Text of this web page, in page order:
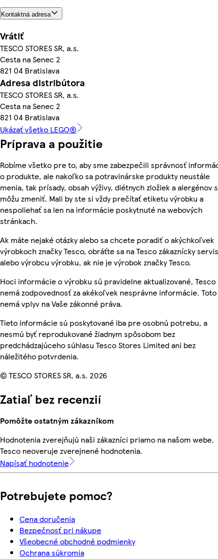
Kontaktná adresa
Vrátiť
TESCO STORES SR, a.s.
Cesta na Senec 2
821 04 Bratislava
Adresa distribútora
TESCO STORES SR, a.s.
Cesta na Senec 2
821 04 Bratislava
Ukázať všetko LEGO®
Príprava a použitie
Robíme všetko pre to, aby sme zabezpečili správnosť
o produkte, ale nakoľko sa potravinárske produkty neustále
menia, tak prísady, obsah výživy, diétnych zložiek a alergénov
môžu zmeniť. Mali by ste si vždy prečítať etiketu výrobku a
nespoliehať sa len na informácie poskytnuté na webových
stránkach.
Ak máte nejaké otázky alebo sa chcete poradiť o akýchkoľvek
výrobkoch značky Tesco, obráťte sa na Tesco zákaznícky
alebo výrobcu výrobku, ak nie je výrobok značky Tesco.
Hoci informácie o výrobku sú pravidelne aktualizované, Tesco
nemá zodpovednosť za akékoľvek nesprávne informácie. Toto
nemá vplyv na Vaše zákonné práva.
Tieto informácie sú poskytované iba pre osobnú potrebu, a
nesmú byť reprodukované žiadnym spôsobom bez
predchádzajúceho súhlasu Tesco Stores Limited ani bez
náležitého potvrdenia.
© TESCO STORES SR, a.s. 2026
Zatiaľ bez recenzií
Pomôžte ostatným zákazníkom
Hodnotenia zverejňujú naši zákazníci priamo na našom webe.
Tesco neoveruje zverejnené hodnotenia.
Napísať hodnotenie
Potrebujete pomoc?
Cena doručenia
Bezpečnosť pri nákupe
Všeobecné obchodné podmienky
Ochrana súkromia